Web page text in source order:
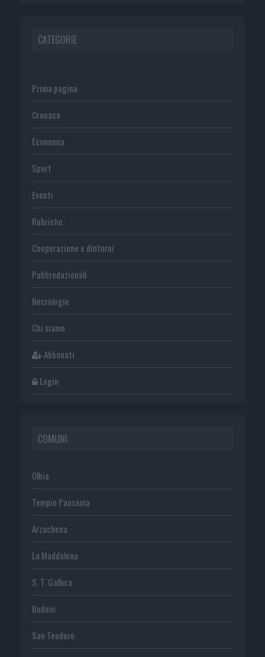
CATEGORIE
Prima pagina
Cronaca
Economia
Sport
Eventi
Rubriche
Cooperazione e dintorni
Publiredazionali
Necrologie
Chi siamo
Abbonati
Login
COMUNI
Olbia
Tempio Pausania
Arzachena
La Maddalena
S. T. Gallura
Budoni
San Teodoro